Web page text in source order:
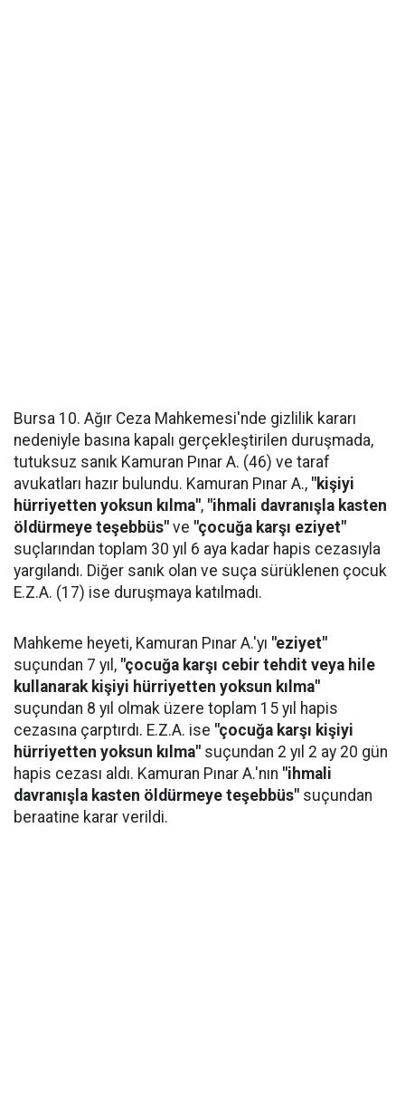
Bursa 10. Ağır Ceza Mahkemesi'nde gizlilik kararı
nedeniyle basına kapalı gerçekleştirilen duruşmada,
tutuksuz sanık Kamuran Pınar A. (46) ve taraf
avukatları hazır bulundu. Kamuran Pınar A., "kişiyi
hürriyetten yoksun kılma", "ihmali davranışla kasten
öldürmeye teşebbüs" ve "çocuğa karşı eziyet"
suçlarından toplam 30 yıl 6 aya kadar hapis cezasıyla
yargılandı. Diğer sanık olan ve suça sürüklenen çocuk
E.Z.A. (17) ise duruşmaya katılmadı.
Mahkeme heyeti, Kamuran Pınar A.'yı "eziyet"
suçundan 7 yıl, "çocuğa karşı cebir tehdit veya hile
kullanarak kişiyi hürriyetten yoksun kılma"
suçundan 8 yıl olmak üzere toplam 15 yıl hapis
cezasına çarptırdı. E.Z.A. ise "çocuğa karşı kişiyi
hürriyetten yoksun kılma" suçundan 2 yıl 2 ay 20 gün
hapis cezası aldı. Kamuran Pınar A.'nın "ihmali
davranışla kasten öldürmeye teşebbüs" suçundan
beraatine karar verildi.